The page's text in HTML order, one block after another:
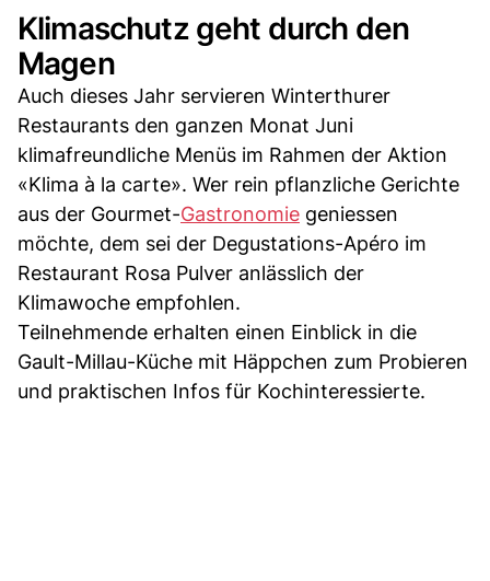
Klimaschutz geht durch den
Magen
Auch dieses Jahr servieren Winterthurer
Restaurants den ganzen Monat Juni
klimafreundliche Menüs im Rahmen der Aktion
«Klima à la carte». Wer rein pflanzliche Gerichte
aus der Gourmet-Gastronomie geniessen
möchte, dem sei der Degustations-Apéro im
Restaurant Rosa Pulver anlässlich der
Klimawoche empfohlen.
Teilnehmende erhalten einen Einblick in die
Gault-Millau-Küche mit Häppchen zum Probieren
und praktischen Infos für Kochinteressierte.